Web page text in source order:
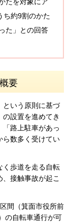
ち約9割のかた
た」との回答
要
という原則に基づ
設置を進めてき
「路上駐車があっ
ら数多く受けてい
く歩道を走る自転
接触事故が起こ
間（箕面市役所前
の自転車通行が可